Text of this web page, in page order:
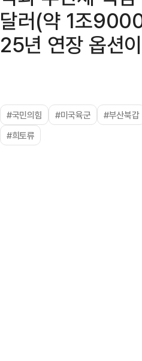
달러(약 1조
25년 연장 옵션
#국민의힘 #미국육군 #부산북갑
#희토류